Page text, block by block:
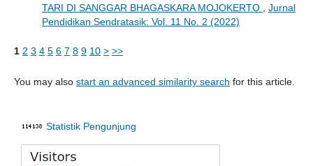
TARI DI SANGGAR BHAGASKARA MOJOKERTO
Jurnal
Pendidikan Sendratasik: Vol. 11 No. 2 (2022)
1 2 3 4 5 6 7 8 9 10 > >>
You may also start an advanced similarity search for this article.
Statistik Pengunjung